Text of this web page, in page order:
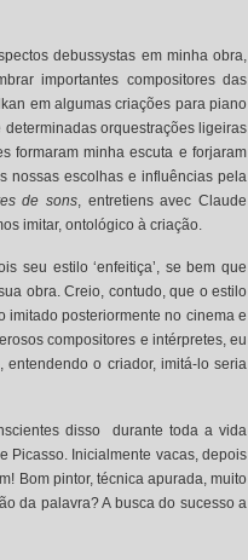
debussystas em minha obra,
importantes compositores das
em algumas criações para piano
orquestrações ligeiras
formaram minha escuta e forjaram
nossas escolhas e influências pela
de sons, entretiens avec Claude
imitar, ontológico à criação.
seu estilo ‘enfeitiça’, se bem que
obra. Creio, contudo, que o estilo
imitado posteriormente no cinema e
compositores e intérpretes, eu
o criador, imitá-lo seria
disso durante toda a vida
Picasso. Inicialmente vacas, depois
Bom pintor, técnica apurada, muito
da palavra? A busca do sucesso a